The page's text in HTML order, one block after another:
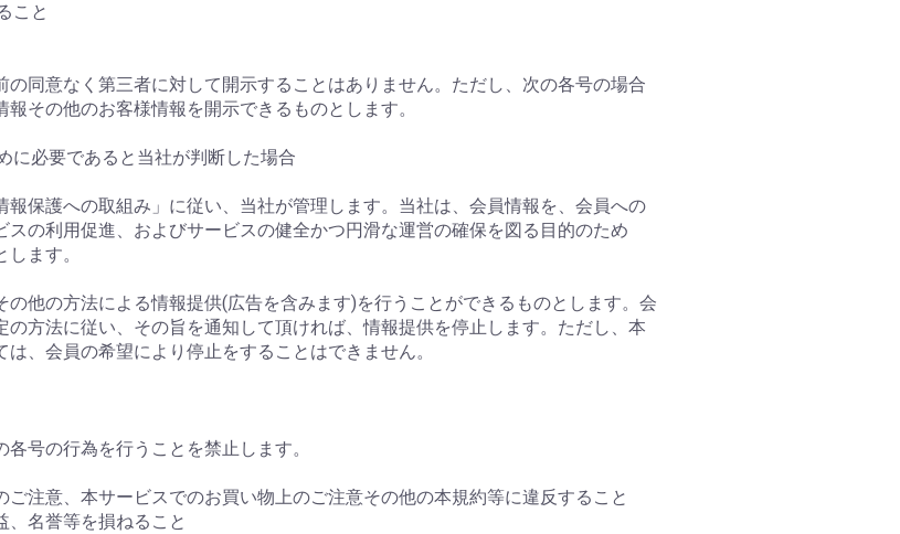
こと
同意なく第三者に対して開示することはありません。ただし、次の各号の場合
その他のお客様情報を開示できるものとします。
に必要であると当社が判断した場合
保護への取組み」に従い、当社が管理します。当社は、会員情報を、会員への
の利用促進、およびサービスの健全かつ円滑な運営の確保を図る目的のため
ます。
他の方法による情報提供(広告を含みます)を行うことができるものとします。会
方法に従い、その旨を通知して頂ければ、情報提供を停止します。ただし、本
、会員の希望により停止をすることはできません。
号の行為を行うことを禁止します。
注意、本サービスでのお買い物上のご注意その他の本規約等に違反すること
、名誉等を損ねること